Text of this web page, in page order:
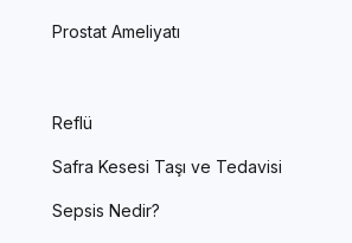
Prostat Ameliyatı
Reflü
Safra Kesesi Taşı ve Tedavisi
Sepsis Nedir?